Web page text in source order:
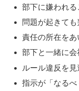
部下に嫌われ
問題が起きて
責任の所在をあ
部下と一緒に会
ルール違反を見
指示が「なる